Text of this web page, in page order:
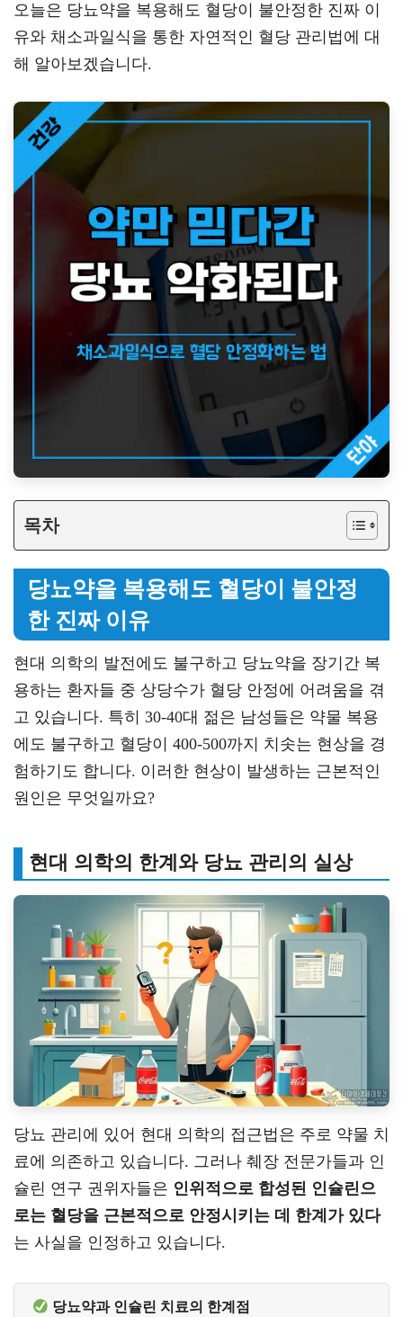
오늘은 당뇨약을 복용해도 혈당이 불안정한 진짜 이
유와 채소과일식을 통한 자연적인 혈당 관리법에 대
해 알아보겠습니다.
목차
당뇨약을 복용해도 혈당이 불안정
한 진짜 이유
현대 의학의 발전에도 불구하고 당뇨약을 장기간 복
용하는 환자들 중 상당수가 혈당 안정에 어려움을 겪
고 있습니다. 특히 30-40대 젊은 남성들은 약물 복용
에도 불구하고 혈당이 400-500까지 치솟는 현상을 경
험하기도 합니다. 이러한 현상이 발생하는 근본적인
원인은 무엇일까요?
현대 의학의 한계와 당뇨 관리의 실상
당뇨 관리에 있어 현대 의학의 접근법은 주로 약물 치
료에 의존하고 있습니다. 그러나 췌장 전문가들과 인
슐린 연구 권위자들은 인위적으로 합성된 인슐린으
로는 혈당을 근본적으로 안정시키는 데 한계가 있다
는 사실을 인정하고 있습니다.
당뇨약과 인슐린 치료의 한계점